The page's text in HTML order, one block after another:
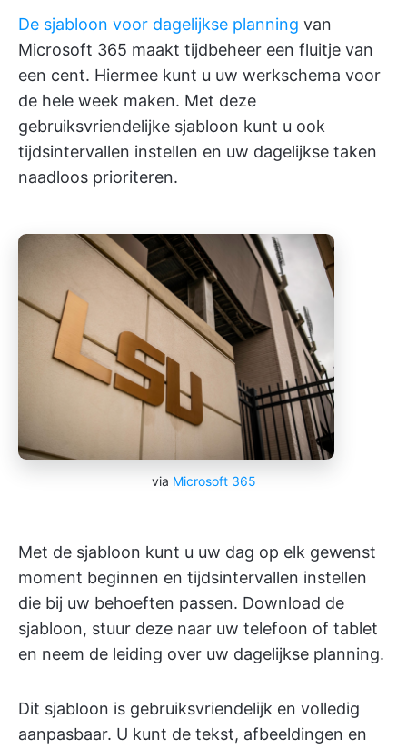
De sjabloon voor dagelijkse planning van
Microsoft 365 maakt tijdbeheer een fluitje van
een cent. Hiermee kunt u uw werkschema voor
de hele week maken. Met deze
gebruiksvriendelijke sjabloon kunt u ook
tijdsintervallen instellen en uw dagelijkse taken
naadloos prioriteren.
via Microsoft 365
Met de sjabloon kunt u uw dag op elk gewenst
moment beginnen en tijdsintervallen instellen
die bij uw behoeften passen. Download de
sjabloon, stuur deze naar uw telefoon of tablet
en neem de leiding over uw dagelijkse planning.
Dit sjabloon is gebruiksvriendelijk en volledig
aanpasbaar. U kunt de tekst, afbeeldingen en